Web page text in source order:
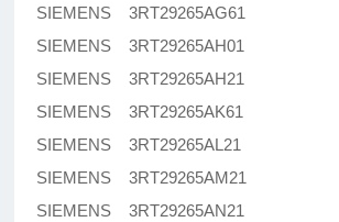
SIEMENS 3RT29265AG61
SIEMENS 3RT29265AH01
SIEMENS 3RT29265AH21
SIEMENS 3RT29265AK61
SIEMENS 3RT29265AL21
SIEMENS 3RT29265AM21
SIEMENS 3RT29265AN21